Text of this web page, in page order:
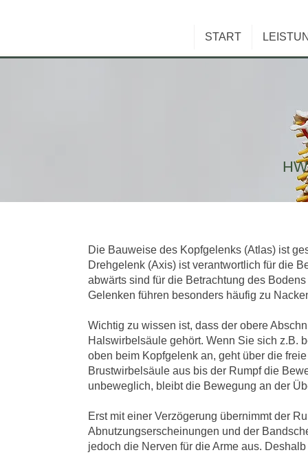
START
Die Bauweise des Kopfgelenks (Atlas) ist
Drehgelenk (Axis) ist verantwortlich für die
abwärts sind für die Betrachtung des
Gelenken führen besonders häufig zu
Wichtig zu wissen ist, dass der obere
Halswirbelsäule gehört. Wenn Sie sich z.B.
oben beim Kopfgelenk an, geht über die
Brustwirbelsäule aus bis der Rumpf die
unbeweglich, bleibt die Bewegung an der
Erst mit einer Verzögerung übernimmt der
Abnutzungserscheinungen und der
jedoch die Nerven für die Arme aus.